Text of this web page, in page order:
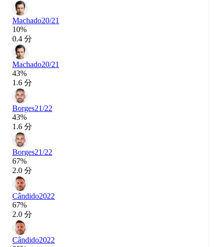
Machado20/21
10%
0.4 分
Machado20/21
43%
1.6 分
Borges21/22
43%
1.6 分
Borges21/22
67%
2.0 分
Cândido2022
67%
2.0 分
Cândido2022